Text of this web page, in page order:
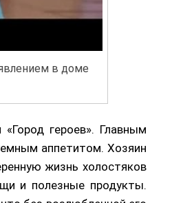
в доме
героев». Главным
аппетитом. Хозяин
жизнь холостяков
и полезные продукты.